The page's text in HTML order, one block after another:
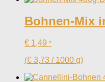
Bohnen-Mix
€ 1,49 *
(€ 3,73 / 1000 g)